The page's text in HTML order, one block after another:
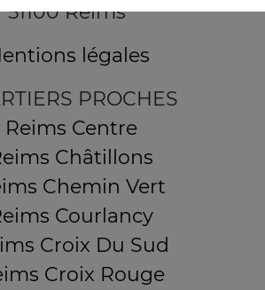
51100 Reims
légales
PROCHES
Reims Centre
Châtillons
Chemin Vert
Courlancy
Croix Du Sud
Croix Rouge